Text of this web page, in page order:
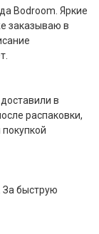
Bodroom. Яркие
заказываю в
в
распаковки,
За быструю